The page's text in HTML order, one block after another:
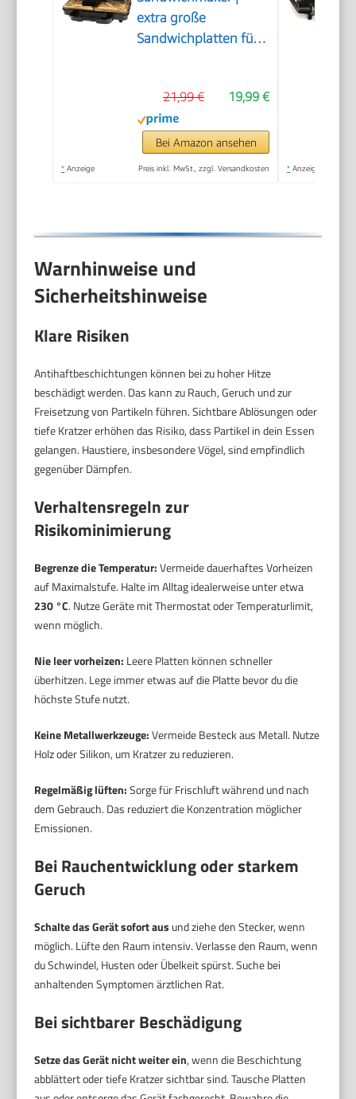
extra große
Sandwichplatten für
| kein Anbrennen |
Toaster
Sandwichtoaster |
Sandwich Maker |
19,99 €
21,99 €
Bei Amazon ansehen
* Anzeige Preis inkl. MwSt., zzgl. Versandkosten * Anzeige
Warnhinweise und
Sicherheitshinweise
Klare Risiken
Antihaftbeschichtungen können bei zu hoher Hitze
beschädigt werden. Das kann zu Rauch, Geruch und zur
Freisetzung von Partikeln führen. Sichtbare Ablösungen oder
tiefe Kratzer erhöhen das Risiko, dass Partikel in dein Essen
gelangen. Haustiere, insbesondere Vögel, sind empfindlich
gegenüber Dämpfen.
Verhaltensregeln zur
Risikominimierung
Begrenze die Temperatur:Vermeide dauerhaftes Vorheizen
auf Maximalstufe. Halte im Alltag idealerweise unter etwa
230 °C. Nutze Geräte mit Thermostat oder Temperaturlimit,
wenn möglich.
Nie leer vorheizen: Leere Platten können schneller
überhitzen. Lege immer etwas auf die Platte bevor du die
höchste Stufe nutzt.
Keine Metallwerkzeuge:Vermeide Besteck aus Metall. Nutze
Holz oder Silikon, um Kratzer zu reduzieren.
Regelmäßig lüften:Sorge für Frischluft während und nach
dem Gebrauch. Das reduziert die Konzentration möglicher
Emissionen.
Bei Rauchentwicklung oder starkem
Geruch
Schalte das Gerät sofort aus und ziehe den Stecker, wenn
möglich. Lüfte den Raum intensiv. Verlasse den Raum, wenn
du Schwindel, Husten oder Übelkeit spürst. Suche bei
anhaltenden Symptomen ärztlichen Rat.
Bei sichtbarer Beschädigung
Setze das Gerät nicht weiter ein, wenn die Beschichtung
abblättert oder tiefe Kratzer sichtbar sind. Tausche Platten